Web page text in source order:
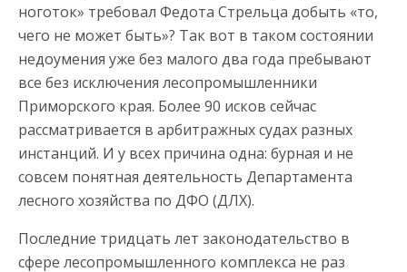
ноготок» требовал Федота Стрельца добыть «то,
чего не может быть»? Так вот в таком состоянии
недоумения уже без малого два года пребывают
все без исключения лесопромышленники
Приморского края. Более 90 исков сейчас
рассматривается в арбитражных судах разных
инстанций. И у всех причина одна: бурная и не
совсем понятная деятельность Департамента
лесного хозяйства по ДФО (ДЛХ).
Последние тридцать лет законодательство в
сфере лесопромышленного комплекса не раз